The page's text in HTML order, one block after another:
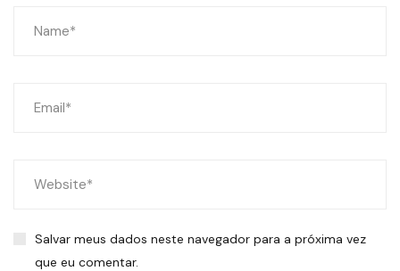
Salvar meus dados neste navegador para a próxima vez
que eu comentar.